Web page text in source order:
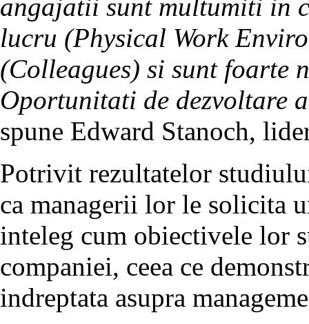
angajatii sunt multumiti in
lucru (Physical Work
(Colleagues) si sunt foarte
Oportunitati de dezvoltare
spune Edward Stanoch,
Potrivit rezultatelor
ca managerii lor le solicita
inteleg cum obiectivele lor
companiei, ceea ce
indreptata asupra